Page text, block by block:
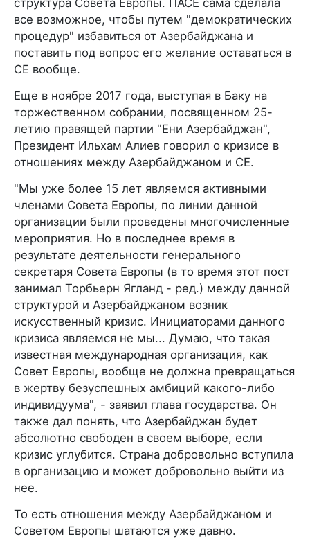
все возможное, чтобы путем "демократических
процедур" избавиться от Азербайджана и
поставить под вопрос его желание оставаться в
СЕ вообще.
Еще в ноябре 2017 года, выступая в Баку на
торжественном собрании, посвященном 25-
летию правящей партии "Ени Азербайджан",
Президент Ильхам Алиев говорил о кризисе в
отношениях между Азербайджаном и СЕ.
"Мы уже более 15 лет являемся активными
членами Совета Европы, по линии данной
организации были проведены многочисленные
мероприятия. Но в последнее время в
результате деятельности генерального
секретаря Совета Европы (в то время этот пост
занимал Торбьерн Ягланд - ред.) между данной
структурой и Азербайджаном возник
искусственный кризис. Инициаторами данного
кризиса являемся не мы... Думаю, что такая
известная международная организация, как
Совет Европы, вообще не должна превращаться
в жертву безуспешных амбиций какого-либо
индивидуума", - заявил глава государства. Он
также дал понять, что Азербайджан будет
абсолютно свободен в своем выборе, если
кризис углубится. Страна добровольно вступила
в организацию и может добровольно выйти из
нее.
То есть отношения между Азербайджаном и
Советом Европы шатаются уже давно.